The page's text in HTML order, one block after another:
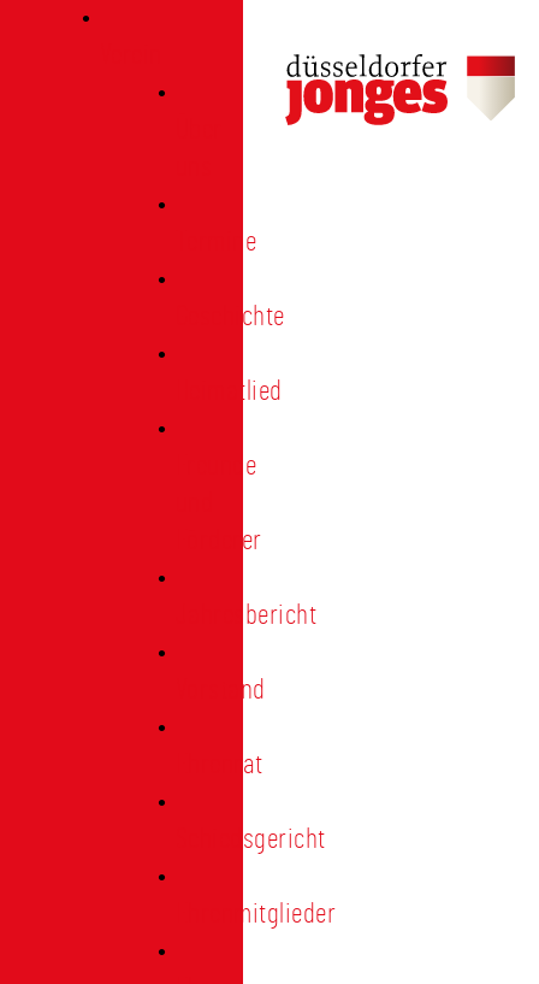
Termine
Geschichte
Heimatlied
Freunde
Förderer
Jahresbericht
Vorstand
Ehrenrat
Schiedsgericht
Ehrenmitglieder